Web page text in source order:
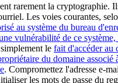
rarement la cryptographie.
Les voies courantes,
au système du bureau
vulnérabilité de ce
le fait d'accéder au
du domaine associé
. Compromettez l'adresse e-
les mots de passe du